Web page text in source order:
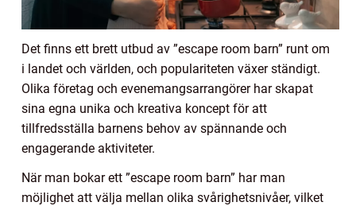
Det finns ett brett utbud av ”escape room barn” runt om
i landet och världen, och populariteten växer ständigt.
Olika företag och evenemangsarrangörer har skapat
sina egna unika och kreativa koncept för att
tillfredsställa barnens behov av spännande och
engagerande aktiviteter.
När man bokar ett ”escape room barn” har man
möjlighet att välja mellan olika svårighetsnivåer, vilket